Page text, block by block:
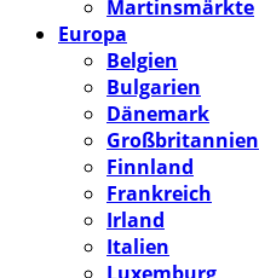
Martinsmärkte
Europa
Belgien
Bulgarien
Dänemark
Großbritannien
Finnland
Frankreich
Irland
Italien